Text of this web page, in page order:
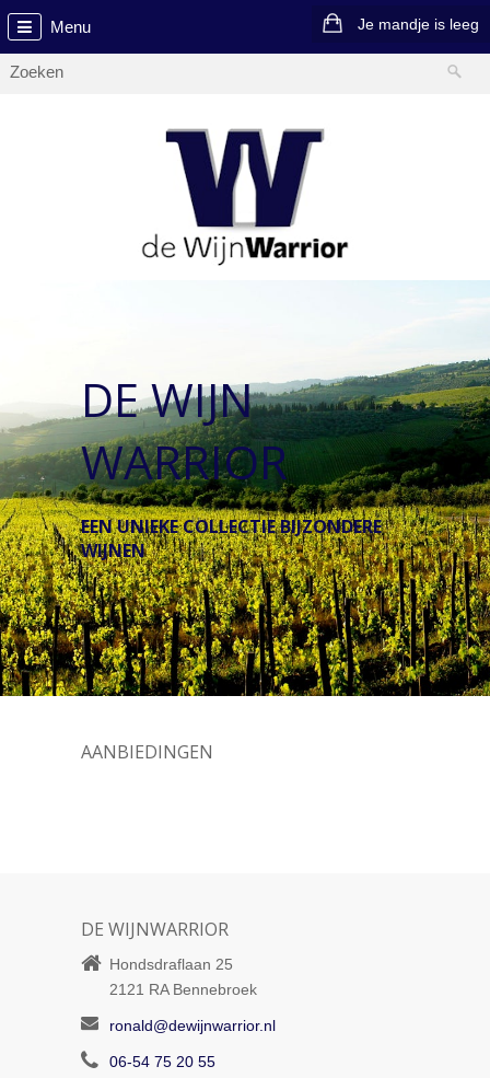
Menu Je mandje is leeg
DE WIJN
WARRIOR
EEN UNIEKE COLLECTIE BIJZONDERE
WIJNEN
AANBIEDINGEN
DE WIJNWARRIOR
Hondsdraflaan 25
2121 RA Bennebroek
ronald@dewijnwarrior.nl
06-54 75 20 55